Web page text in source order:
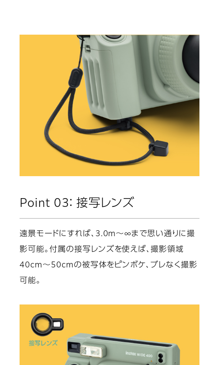
Point 03： 接写レンズ
遠景モードにすれば、3.0m～∞まで思い通りに撮
影可能。付属の接写レンズを使えば、撮影領域
40cm～50cmの被写体をピンボケ、ブレなく撮影
可能。